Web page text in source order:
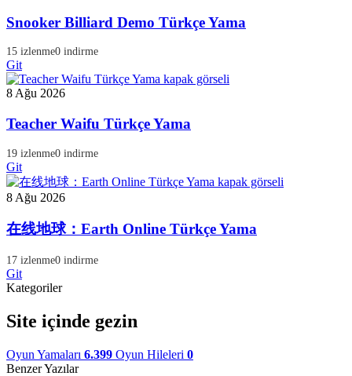
Snooker Billiard Demo Türkçe Yama
15 izlenme0 indirme
Git
8 Ağu 2026
Teacher Waifu Türkçe Yama
19 izlenme0 indirme
Git
8 Ağu 2026
在线地球：Earth Online Türkçe Yama
17 izlenme0 indirme
Git
Kategoriler
Site içinde gezin
Oyun Yamaları 6.399 Oyun Hileleri 0
Benzer Yazılar